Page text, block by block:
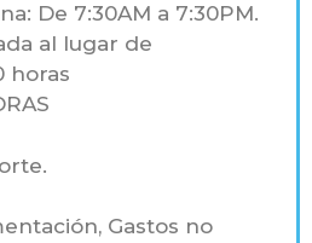
De 7:30AM a 7:30PM.
al lugar de
horas
Gastos no